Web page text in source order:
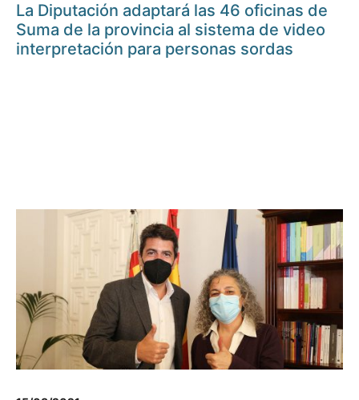
La Diputación adaptará las 46 oficinas de
Suma de la provincia al sistema de video
interpretación para personas sordas